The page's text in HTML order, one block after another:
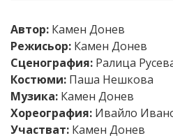
Автор: Камен Донев
Режисьор: Камен Донев
Сценография: Ралица
Костюми: Паша Нешкова
Музика: Камен Донев
Хореография: Ивайло
Участват: Камен Донев